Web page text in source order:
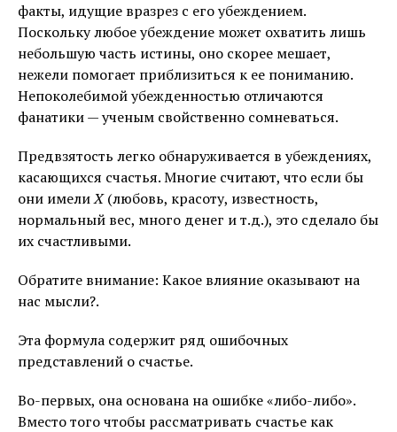
факты, идущие вразрез с его убеждением.
Поскольку любое убеждение может охватить лишь
небольшую часть истины, оно скорее мешает,
нежели помогает приблизиться к ее пониманию.
Непоколебимой убежденностью отличаются
фанатики — ученым свойственно сомневаться.
Предвзятость легко обнаруживается в убеждениях,
касающихся счастья. Многие считают, что если бы
они имелиX(любовь, красоту, известность,
нормальный вес, много денег и т.д.), это сделало бы
их счастливыми.
Обратите внимание: Какое влияние оказывают на
нас мысли?.
Эта формула содержит ряд ошибочных
представлений о счастье.
Во-первых, она основана на ошибке «либо-либо».
Вместо того чтобы рассматривать счастье как